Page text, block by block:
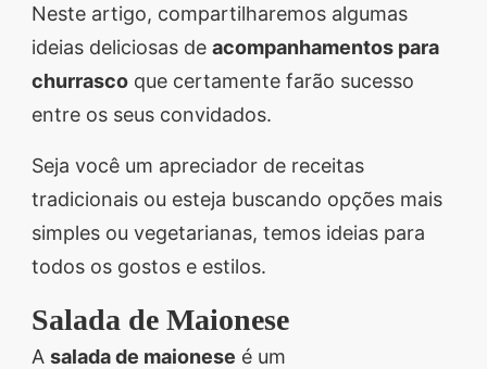
Neste artigo, compartilharemos algumas
ideias deliciosas de acompanhamentos para
churrasco que certamente farão sucesso
entre os seus convidados.
Seja você um apreciador de receitas
tradicionais ou esteja buscando opções mais
simples ou vegetarianas, temos ideias para
todos os gostos e estilos.
Salada de Maionese
A salada de maionese é um